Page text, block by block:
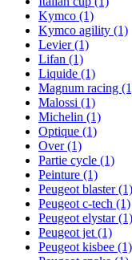
Kymco (1)
Kymco agility (1)
Levier(1)
Lifan (1)
Liquide (1)
Magnum racing
Malossi (1)
Michelin (1)
Optique (1)
Over(1)
Partie cycle (1)
Peinture (1)
Peugeot blaster(1)
Peugeot c-tech (1)
Peugeot elystar(1)
Peugeot jet (1)
Peugeot kisbee (1)